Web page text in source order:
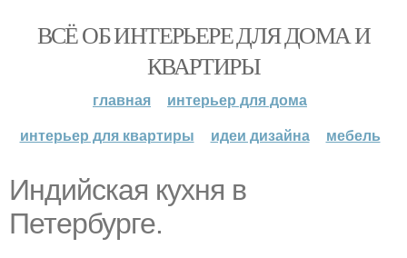
ВСЁ ОБ ИНТЕРЬЕРЕ ДЛЯ ДОМА И
КВАРТИРЫ
главная
интерьер для дома
интерьер для квартиры
идеи дизайна мебель
Индийская кухня в
Петербурге.